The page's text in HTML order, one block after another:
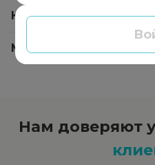
Как оплатить сессию
Меня не устроил
Нам доверяют